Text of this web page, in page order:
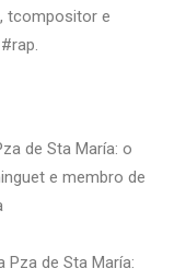
tcompositor e
de Sta María: o
e membro de
Pza de Sta María: